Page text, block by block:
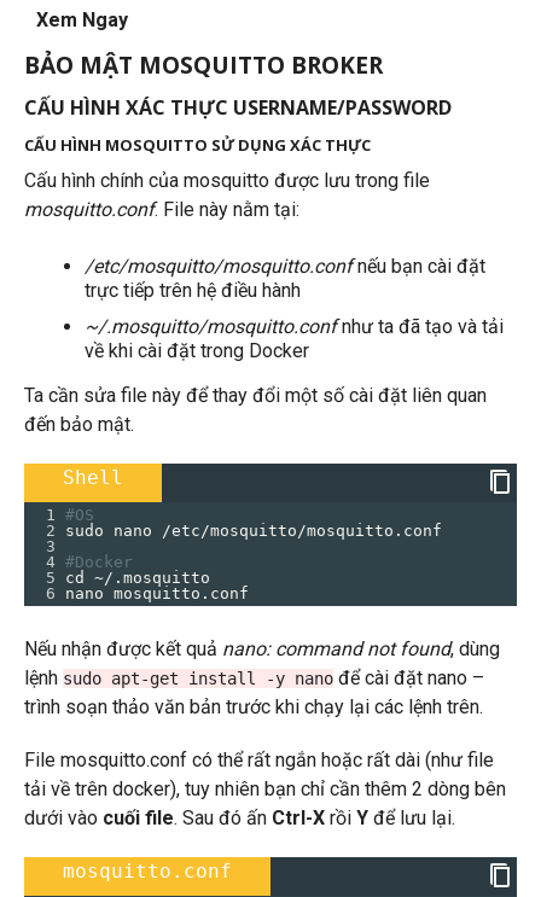
Xem Ngay
BẢO MẬT MOSQUITTO BROKER
CẤU HÌNH XÁC THỰC USERNAME/PASSWORD
CẤU HÌNH MOSQUITTO SỬ DỤNG XÁC THỰC
Cấu hình chính của mosquitto được lưu trong file
mosquitto.conf. File này nằm tại:
/etc/mosquitto/mosquitto.confnếu bạn cài đặt
trực tiếp trên hệ điều hành
~/.mosquitto/mosquitto.confnhư ta đã tạo và tải
về khi cài đặt trong Docker
Ta cần sửa file này để thay đổi một số cài đặt liên quan
đến bảo mật.
Shell
1
#OS
2
sudo nano /etc/mosquitto/mosquitto.conf
3
4 #Docker
5
cd ~/.mosquitto
6
nano mosquitto.conf
Nếu nhận được kết quả nano: command not found, dùng
lệnh sudo apt-get install -y nanođể cài đặt nano –
trình soạn thảo văn bản trước khi chạy lại các lệnh trên.
File mosquitto.conf có thể rất ngắn hoặc rất dài (như file
tải về trên docker), tuy nhiên bạn chỉ cần thêm 2 dòng bên
dưới vào cuối file. Sau đó ấn Ctrl-Xrồi Y để lưu lại.
mosquitto.conf